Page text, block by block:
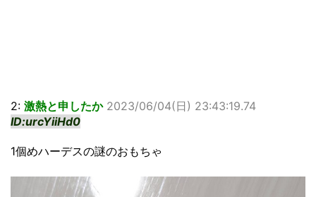
2: 激熱と申したか 2023/06/04(日) 23:43:19.74
ID:urcYiiHd0
1個めハーデスの謎のおもちゃ